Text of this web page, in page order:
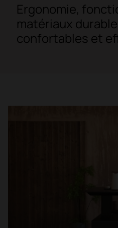
Ergonomie,
matériaux
confortables et